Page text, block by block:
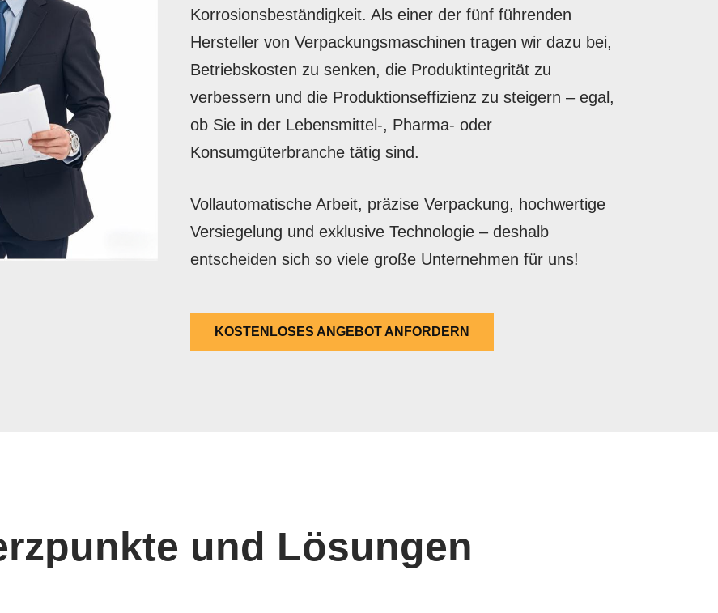
Korrosionsbeständigkeit. Als einer der fünf führenden
Hersteller von Verpackungsmaschinen tragen wir dazu bei,
Betriebskosten zu senken, die Produktintegrität zu
verbessern und die Produktionseffizienz zu steigern – egal,
ob Sie in der Lebensmittel-, Pharma- oder
Konsumgüterbranche tätig sind.
Vollautomatische Arbeit, präzise Verpackung, hochwertige
Versiegelung und exklusive Technologie – deshalb
entscheiden sich so viele große Unternehmen für uns!
KOSTENLOSES ANGEBOT ANFORDERN
und Lösungen